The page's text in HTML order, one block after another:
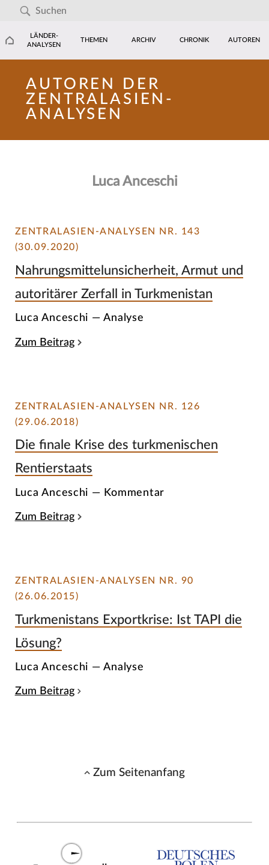
LÄNDER-
ANALYSEN
THEMEN ARCHIV CHRONIK AUTOREN
AUTOREN DER
ZENTRALASIEN-
ANALYSEN
Luca Anceschi
ZENTRALASIEN-ANALYSEN NR. 143
(30.09.2020)
Nahrungsmittelunsicherheit, Armut und
autoritärer Zerfall in Turkmenistan
Luca Anceschi — Analyse
Zum Beitrag
ZENTRALASIEN-ANALYSEN NR. 126
(29.06.2018)
Die finale Krise des turkmenischen
Rentierstaats
Luca Anceschi — Kommentar
Zum Beitrag
ZENTRALASIEN-ANALYSEN NR. 90
(26.06.2015)
Turkmenistans Exportkrise: Ist TAPI die
Lösung?
Luca Anceschi — Analyse
Zum Beitrag
Zum Seitenanfang